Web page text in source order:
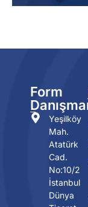
Form
Yeşilköy
Mah.
Atatürk
Cad.
No:10/2
İstanbul
Dünya